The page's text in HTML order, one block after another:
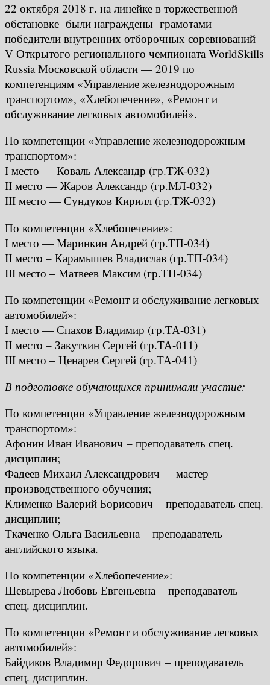
22 октября 2018 г. на линейке в торжественной
обстановке были награждены грамотами
победители внутренних отборочных соревнований
V Открытого регионального чемпионата WorldSkills
Russia Московской области — 2019 по
компетенциям «Управление железнодорожным
транспортом», «Хлебопечение», «Ремонт и
обслуживание легковых автомобилей».
По компетенции «Управление железнодорожным
транспортом»:
I место — Коваль Александр (гр.ТЖ-032)
II место — Жаров Александр (гр.МЛ-032)
III место — Сундуков Кирилл (гр.ТЖ-032)
По компетенции «Хлебопечение»:
I место — Маринкин Андрей (гр.ТП-034)
II место – Карамышев Владислав (гр.ТП-034)
III место – Матвеев Максим (гр.ТП-034)
По компетенции «Ремонт и обслуживание легковых
автомобилей»:
I место — Спахов Владимир (гр.ТА-031)
II место – Закуткин Сергей (гр.ТА-011)
III место – Ценарев Сергей (гр.ТА-041)
В подготовке обучающихся принимали участие:
По компетенции «Управление железнодорожным
транспортом»:
Афонин Иван Иванович – преподаватель спец.
дисциплин;
Фадеев Михаил Александрович – мастер
производственного обучения;
Клименко Валерий Борисович – преподаватель спец.
дисциплин;
Ткаченко Ольга Васильевна – преподаватель
английского языка.
По компетенции «Хлебопечение»:
Шевырева Любовь Евгеньевна – преподаватель
спец. дисциплин.
По компетенции «Ремонт и обслуживание легковых
автомобилей»:
Байдиков Владимир Федорович – преподаватель
спец. дисциплин.